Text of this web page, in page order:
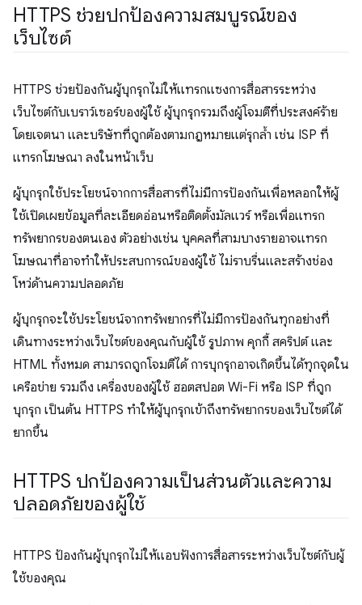
HTTPS ช่วยปกป้องความสมบูรณ์ของ
เว็บไซต์
HTTPS ช่วยป้องกันผู้บุกรุกไม่ให้แทรกแซงการสื่อสารระหว่าง
เว็บไซต์กับเบราว์เซอร์ของผู้ใช้ ผู้บุกรุกรวมถึงผู้โจมตีที่ประสงค์ร้าย
โดยเจตนา และบริษัทที่ถูกต้องตามกฎหมายแต่รุกล้ำ เช่น ISP ที่
แทรกโฆษณา ลงในหน้าเว็บ
ผู้บุกรุกใช้ประโยชน์จากการสื่อสารที่ไม่มีการป้องกันเพื่อหลอกให้ผู้
ใช้เปิดเผยข้อมูลที่ละเอียดอ่อนหรือติดตั้งมัลแวร์ หรือเพื่อแทรก
ทรัพยากรของตนเอง ตัวอย่างเช่น บุคคลที่สามบางรายอาจแทรก
โฆษณาที่อาจทำให้ประสบการณ์ของผู้ใช้ ไม่ราบรื่นและสร้างช่อง
โหว่ด้านความปลอดภัย
ผู้บุกรุกจะใช้ประโยชน์จากทรัพยากรที่ไม่มีการป้องกันทุกอย่างที่
เดินทางระหว่างเว็บไซต์ของคุณกับผู้ใช้ รูปภาพ คุกกี้ สคริปต์ และ
HTML ทั้งหมด สามารถถูกโจมตีได้ การบุกรุกอาจเกิดขึ้นได้ทุกจุดใน
เครือข่าย รวมถึง เครื่องของผู้ใช้ ฮอตสปอต Wi-Fi หรือ ISP ที่ถูก
บุกรุก เป็นต้น HTTPS ทำให้ผู้บุกรุกเข้าถึงทรัพยากรของเว็บไซต์ได้
ยากขึ้น
HTTPS ปกป้องความเป็นส่วนตัวและความ
ปลอดภัยของผู้ใช้
HTTPS ป้องกันผู้บุกรุกไม่ให้แอบฟังการสื่อสารระหว่างเว็บไซต์กับผู้
ใช้ของคุณ